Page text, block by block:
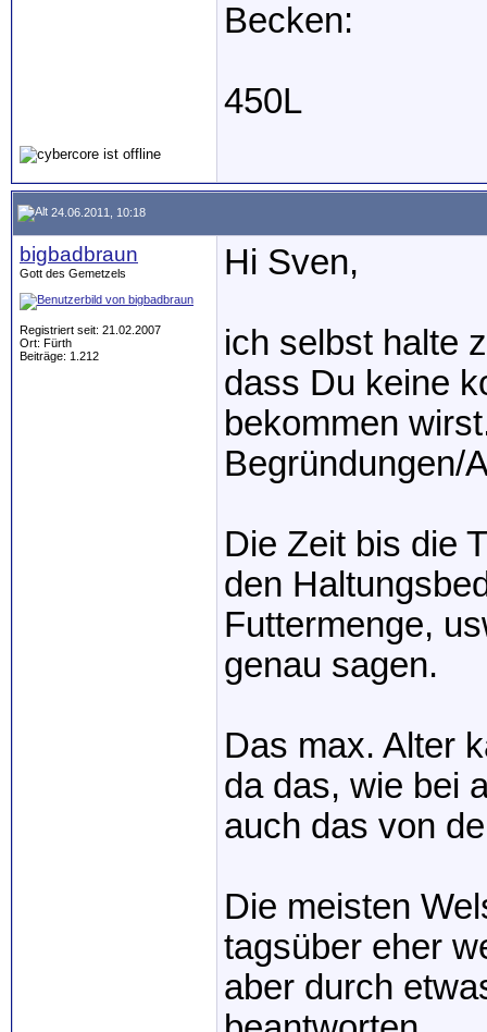
Becken:
450L
24.06.2011, 10:18
bigbadbraun
Gott des Gemetzels
Registriert seit: 21.02.2007
Ort: Fürth
Beiträge: 1.212
Hi Sven,
ich selbst halte
dass Du keine
bekommen
Begründungen/
Die Zeit bis die
den
Futtermenge,
genau sagen.
Das max. Alter
da das, wie bei
auch das von
Die meisten
tagsüber eher
aber durch